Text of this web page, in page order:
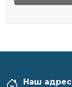
Наш адрес